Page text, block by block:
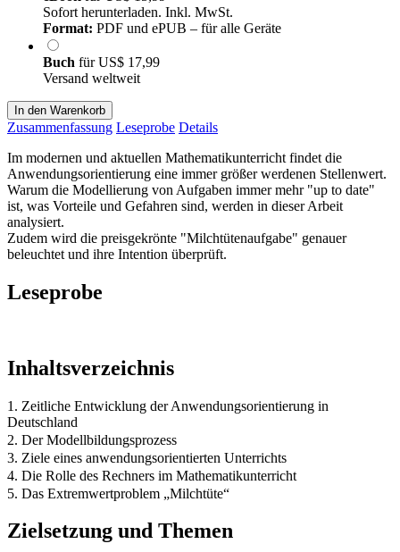
Sofort herunterladen. Inkl. MwSt.
Format: PDF und ePUB – für alle Geräte
Buch fürUS$ 17,99
Versand weltweit
In den Warenkorb
Zusammenfassung Leseprobe Details
Im modernen und aktuellen Mathematikunterricht findet die
Anwendungsorientierung eine immer größer werdenen Stellenwert.
Warum die Modellierung von Aufgaben immer mehr "up to date"
ist, was Vorteile und Gefahren sind, werden in dieser Arbeit
analysiert.
Zudem wird die preisgekrönte "Milchtütenaufgabe" genauer
beleuchtet und ihre Intention überprüft.
Leseprobe
Inhaltsverzeichnis
1. Zeitliche Entwicklung der Anwendungsorientierung in
Deutschland
2. Der Modellbildungsprozess
3. Ziele eines anwendungsorientierten Unterrichts
4. Die Rolle des Rechners im Mathematikunterricht
5. Das Extremwertproblem „Milchtüte“
Zielsetzung und Themen